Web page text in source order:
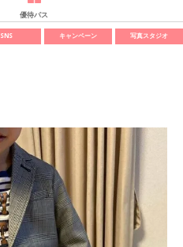
優待パス
SNS キャンペーン 写真スタジオ